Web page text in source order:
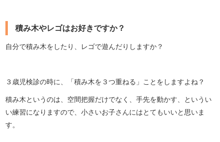
積み木やレゴはお好きですか？
自分で積み木をしたり、レゴで遊んだりしますか？
３歳児検診の時に、「積み木を３つ重ねる」ことをしますよね？
積み木というのは、空間把握だけでなく、手先を動かす、というい
い練習になりますので、小さいお子さんにはとてもいいと思いま
す。